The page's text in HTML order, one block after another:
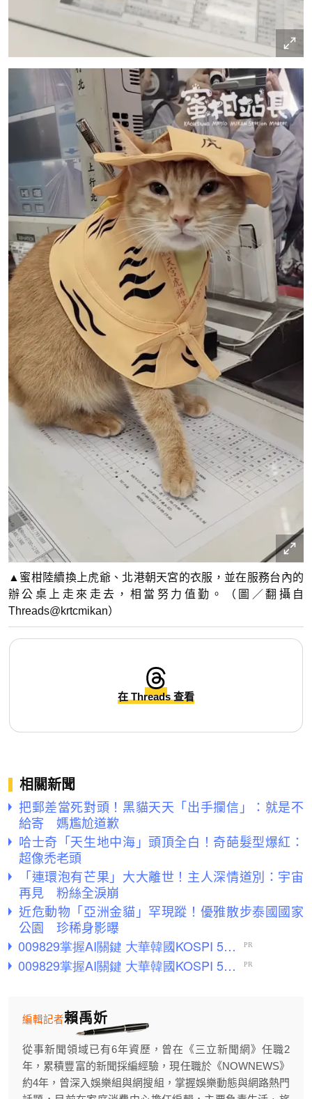
▲蜜柑陸續換上虎爺、北港朝天宮的衣服，並在服務台內的
辦公桌上走來走去，相當努力值勤。（圖／翻攝自
Threads@krtcmikan）
在 Threads 查看
相關新聞
把郵差當死對頭！黑貓天天「出手攔信」：就是不
給寄 媽尷尬道歉
哈士奇「天生地中海」頭頂全白！奇葩髮型爆紅：
超像禿老頭
「連環泡有芒果」大大離世！主人深情道別：宇宙
再見 粉絲全淚崩
近危動物「亞洲金貓」罕現蹤！優雅散步泰國國家
公園 珍稀身影曝
賴禹妡
編輯記者
從事新聞領域已有6年資歷，曾在《三立新聞網》任職2
年，累積豐富的新聞採編經驗，現任職於《NOWNEWS》
約4年，曾深入娛樂組與網搜組，掌握娛樂動態與網路熱門